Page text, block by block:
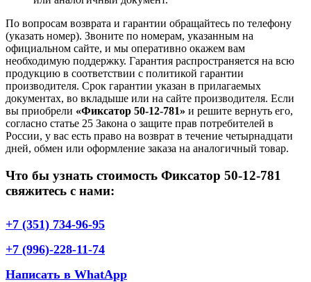
По вопросам возврата и гарантии обращайтесь по телефону
(указать номер). Звоните по номерам, указанным на
официальном сайте, и мы оперативно окажем вам
необходимую поддержку. Гарантия распространяется на всю
продукцию в соответствии с политикой гарантии
производителя. Срок гарантии указан в прилагаемых
документах, во вкладыше или на сайте производителя. Если
вы приобрели «Фиксатор 50-12-781» и решите вернуть его,
согласно статье 25 Закона о защите прав потребителей в
России, у вас есть право на возврат в течение четырнадцати
дней, обмен или оформление заказа на аналогичный товар.
Что бы узнать стоимость Фиксатор 50-12-781
свяжитесь с нами:
+7 (351) 734-96-95
+7 (996)-228-11-74
Написать в WhatApp